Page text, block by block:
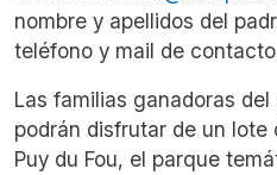
nombre y apellidos del
teléfono y mail de
Las familias ganadoras
podrán disfrutar de un
Puy du Fou, el parque